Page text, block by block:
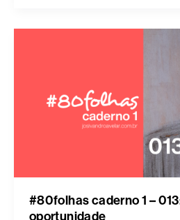
#80folhas caderno 1 –
oportunidade